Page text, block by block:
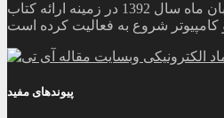
وبسایت مقاله آی تی از آبان ماه سال 1392 در زمینه ارائه کتاب
پیوندهای مفید